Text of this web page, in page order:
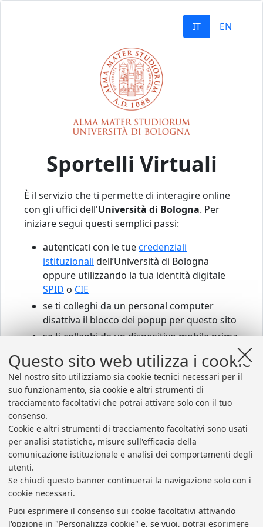
Questo sito web utilizza i cookie
Nel nostro sito utilizziamo sia cookie tecnici necessari per il
suo funzionamento, sia cookie e altri strumenti di
tracciamento facoltativi che potrai attivare solo con il tuo
consenso.
Cookie e altri strumenti di tracciamento facoltativi sono usati
per analisi statistiche, misure sull'efficacia della
comunicazione istituzionale e analisi dei comportamenti degli
utenti.
Se chiudi questo banner continuerai la navigazione solo con i
cookie necessari.
Puoi esprimere il consenso sui cookie facoltativi attivando
l'opzione in "Personalizza cookie" e, se vuoi, potrai esprimere
IT EN
Sportelli Virtuali
È il servizio che ti permette di interagire online
con gli uffici dell'Università di Bologna. Per
iniziare segui questi semplici passi:
autenticati con le tuecredenziali
istituzionali dell’Università di Bologna
oppure utilizzando la tua identità digitale
SPID o CIE
se ti colleghi da un personal computer
disattiva il blocco dei popup per questo sito
se ti colleghi da un dispositivo mobile prima
Accedi agli sportelli virtuali